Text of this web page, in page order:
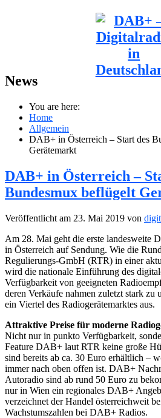
News
You are here:
Home
Allgemein
DAB+ in Österreich – Start des
Gerätemarkt
DAB+ in Österreich –
Bundesmux beflügelt
Veröffentlicht am 23. Mai 2019 von
Am 28. Mai geht die erste landesweite
in Österreich auf Sendung. Wie die
Regulierungs-GmbH (RTR) in einer
wird die nationale Einführung des
Verfügbarkeit von geeigneten
deren Verkäufe nahmen zuletzt stark zu
ein Viertel des Radiogerätemarktes aus.
Attraktive Preise für moderne
Nicht nur in punkto Verfügbarkeit,
Feature DAB+ laut RTR keine große
sind bereits ab ca. 30 Euro erhältlich –
immer nach oben offen ist. DAB+
Autoradio sind ab rund 50 Euro zu
nur in Wien ein regionales DAB+
verzeichnet der Handel österreichweit
Wachstumszahlen bei DAB+ Radios.